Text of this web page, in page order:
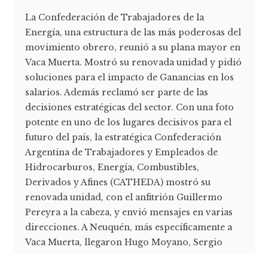
La Confederación de Trabajadores de la
Energía, una estructura de las más poderosas del
movimiento obrero, reunió a su plana mayor en
Vaca Muerta. Mostró su renovada unidad y pidió
soluciones para el impacto de Ganancias en los
salarios. Además reclamó ser parte de las
decisiones estratégicas del sector. Con una foto
potente en uno de los lugares decisivos para el
futuro del país, la estratégica Confederación
Argentina de Trabajadores y Empleados de
Hidrocarburos, Energía, Combustibles,
Derivados y Afines (CATHEDA) mostró su
renovada unidad, con el anfitrión Guillermo
Pereyra a la cabeza, y envió mensajes en varias
direcciones. A Neuquén, más específicamente a
Vaca Muerta, llegaron Hugo Moyano, Sergio